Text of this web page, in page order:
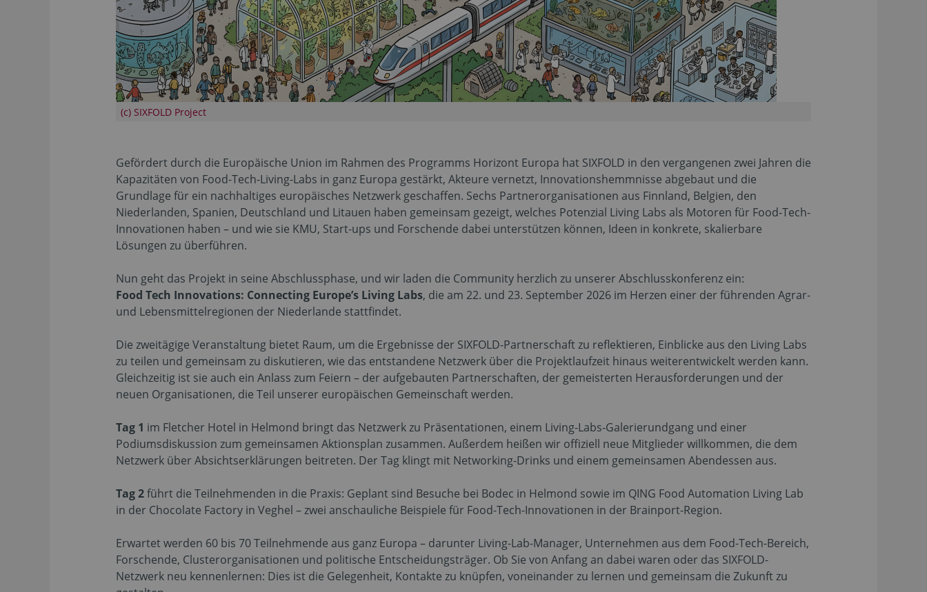
(c) SIXFOLD Project
Gefördert durch die Europäische Union im Rahmen des Programms Horizont Europa hat SIXFOLD in den vergangenen zwei Jahren die
Kapazitäten von Food-Tech-Living-Labs in ganz Europa gestärkt, Akteure vernetzt, Innovationshemmnisse abgebaut und die
Grundlage für ein nachhaltiges europäisches Netzwerk geschaffen. Sechs Partnerorganisationen aus Finnland, Belgien, den
Niederlanden, Spanien, Deutschland und Litauen haben gemeinsam gezeigt, welches Potenzial Living Labs als Motoren für Food-Tech-
Innovationen haben – und wie sie KMU, Start-ups und Forschende dabei unterstützen können, Ideen in konkrete, skalierbare
Lösungen zu überführen.
Nun geht das Projekt in seine Abschlussphase, und wir laden die Community herzlich zu unserer Abschlusskonferenz ein:
Food Tech Innovations: Connecting Europe’s Living Labs, die am 22. und 23. September 2026 im Herzen einer der führenden Agrar-
und Lebensmittelregionen der Niederlande stattfindet.
Die zweitägige Veranstaltung bietet Raum, um die Ergebnisse der SIXFOLD-Partnerschaft zu reflektieren, Einblicke aus den Living Labs
zu teilen und gemeinsam zu diskutieren, wie das entstandene Netzwerk über die Projektlaufzeit hinaus weiterentwickelt werden kann.
Gleichzeitig ist sie auch ein Anlass zum Feiern – der aufgebauten Partnerschaften, der gemeisterten Herausforderungen und der
neuen Organisationen, die Teil unserer europäischen Gemeinschaft werden.
Tag 1 im Fletcher Hotel in Helmond bringt das Netzwerk zu Präsentationen, einem Living-Labs-Galerierundgang und einer
Podiumsdiskussion zum gemeinsamen Aktionsplan zusammen. Außerdem heißen wir offiziell neue Mitglieder willkommen, die dem
Netzwerk über Absichtserklärungen beitreten. Der Tag klingt mit Networking-Drinks und einem gemeinsamen Abendessen aus.
Tag 2führt die Teilnehmenden in die Praxis: Geplant sind Besuche bei Bodec in Helmond sowie im QING Food Automation Living Lab
in der Chocolate Factory in Veghel – zwei anschauliche Beispiele für Food-Tech-Innovationen in der Brainport-Region.
Erwartet werden 60 bis 70 Teilnehmende aus ganz Europa – darunter Living-Lab-Manager, Unternehmen aus dem Food-Tech-Bereich,
Forschende, Clusterorganisationen und politische Entscheidungsträger. Ob Sie von Anfang an dabei waren oder das SIXFOLD-
Netzwerk neu kennenlernen: Dies ist die Gelegenheit, Kontakte zu knüpfen, voneinander zu lernen und gemeinsam die Zukunft zu